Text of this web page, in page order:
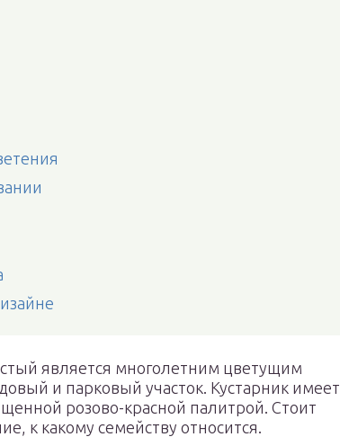
является многолетним цветущим
и парковый участок. Кустарник имеет
розово-красной палитрой. Стоит
к какому семейству относится.